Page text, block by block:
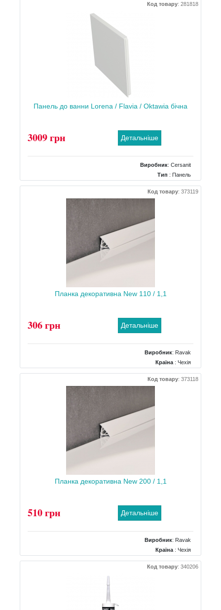
Код товару: 281818
Панель до ванни Lorena / Flavia / Oktawia бічна
3009 грн Детальніше
Виробник: Cersanit
Тип : Панель
Форма панелі: Бічна прямокутна
Код товару: 373119
Планка декоративна New 110 / 1,1
306 грн Детальніше
Виробник: Ravak
Країна : Чехія
Код товару: 373118
Планка декоративна New 200 / 1,1
510 грн Детальніше
Виробник: Ravak
Країна : Чехія
Код товару: 340206